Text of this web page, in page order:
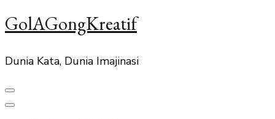
GolAGongKreatif
Dunia Kata, Dunia Imajinasi